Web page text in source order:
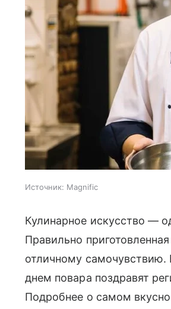
Источник: Magnific
Кулинарное искусство —
Правильно
отличному
днем повара поздравят
Подробнее о самом